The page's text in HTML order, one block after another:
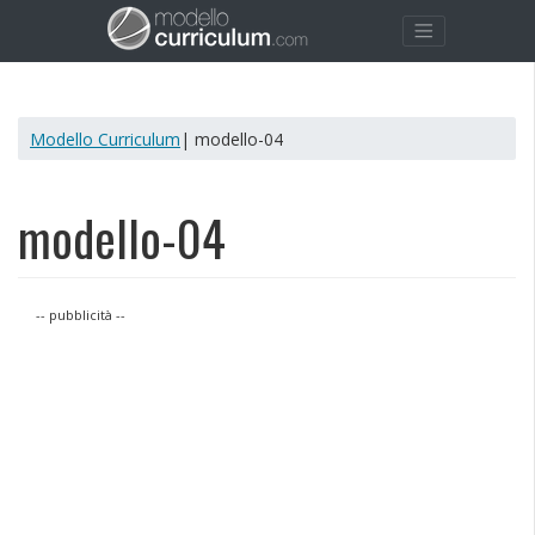
Modello Curriculum | modello-04
modello-04
-- pubblicità --